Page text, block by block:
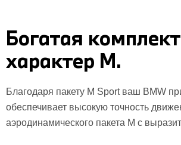
Богатая
характер M.
Благодаря пакету M Sport ваш BMW
обеспечивает высокую точность
аэродинамического пакета M с